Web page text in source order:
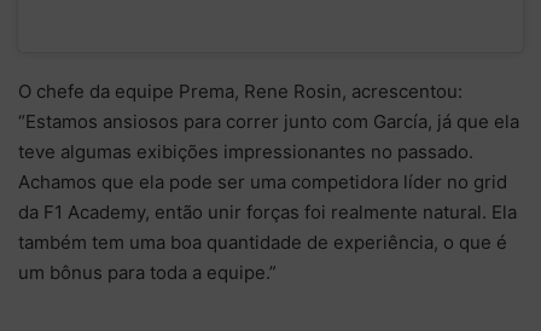
O chefe da equipe Prema, Rene Rosin, acrescentou:
“Estamos ansiosos para correr junto com García, já que ela
teve algumas exibições impressionantes no passado.
Achamos que ela pode ser uma competidora líder no grid
da F1 Academy, então unir forças foi realmente natural. Ela
também tem uma boa quantidade de experiência, o que é
um bônus para toda a equipe.”